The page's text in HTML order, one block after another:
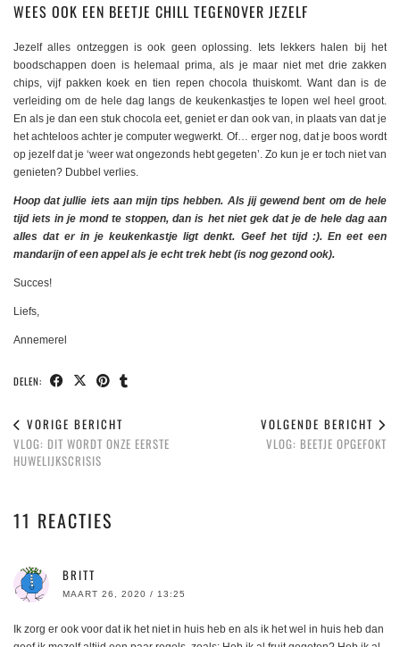
WEES OOK EEN BEETJE CHILL TEGENOVER JEZELF
Jezelf alles ontzeggen is ook geen oplossing. Iets lekkers halen bij het
boodschappen doen is helemaal prima, als je maar niet met drie zakken
chips, vijf pakken koek en tien repen chocola thuiskomt. Want dan is de
verleiding om de hele dag langs de keukenkastjes te lopen wel heel groot.
En als je dan een stuk chocola eet, geniet er dan ook van, in plaats van dat je
het achteloos achter je computer wegwerkt. Of… erger nog, dat je boos wordt
op jezelf dat je ‘weer wat ongezonds hebt gegeten’. Zo kun je er toch niet van
genieten? Dubbel verlies.
Hoop dat jullie iets aan mijn tips hebben. Als jij gewend bent om de hele
tijd iets in je mond te stoppen, dan is het niet gek dat je de hele dag aan
alles dat er in je keukenkastje ligt denkt. Geef het tijd :). En eet een
mandarijn of een appel als je echt trek hebt (is nog gezond ook).
Succes!
Liefs,
Annemerel
DELEN:
VORIGE BERICHT
VLOG: DIT WORDT ONZE EERSTE
HUWELIJKSCRISIS
VOLGENDE BERICHT
VLOG: BEETJE OPGEFOKT
11 REACTIES
BRITT
MAART 26, 2020 / 13:25
Ik zorg er ook voor dat ik het niet in huis heb en als ik het wel in huis heb dan